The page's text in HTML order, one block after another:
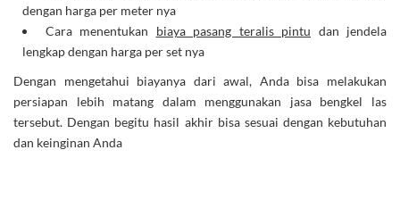
dengan harga per meter nya
Cara menentukan biaya pasang teralis pintu dan jendela
lengkap dengan harga per set nya
Dengan mengetahui biayanya dari awal, Anda bisa melakukan
persiapan lebih matang dalam menggunakan jasa bengkel las
tersebut. Dengan begitu hasil akhir bisa sesuai dengan kebutuhan
dan keinginan Anda